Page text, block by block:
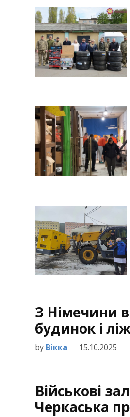
З Німечини
будинок і
by Вікка 15.10.2025
Військові
Черкаська